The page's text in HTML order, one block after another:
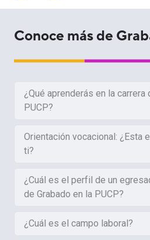
Conoce más de
¿Qué aprenderás en la carrera
PUCP?
Orientación vocacional: ¿Esta
ti?
¿Cuál es el perfil de un
de Grabado en la PUCP?
¿Cuál es el campo laboral?